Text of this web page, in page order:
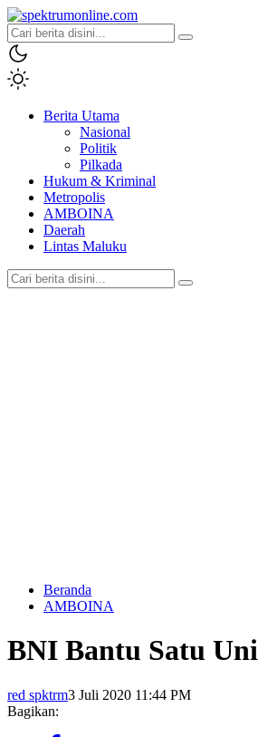
spektrumonline.com
Berita Utama
Nasional
Politik
Pilkada
Hukum & Kriminal
Metropolis
AMBOINA
Daerah
Lintas Maluku
Beranda
AMBOINA
BNI Bantu Satu
red spktrm3 Juli 2020 11:44 PM
Bagikan: